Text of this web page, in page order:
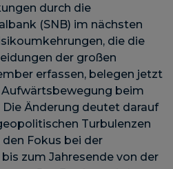
durch die
(SNB) im nächsten
die die
der großen
erfassen, belegen jetzt
beim
Die Änderung deutet darauf
Turbulenzen
Fokus bei der
zum Jahresende von der